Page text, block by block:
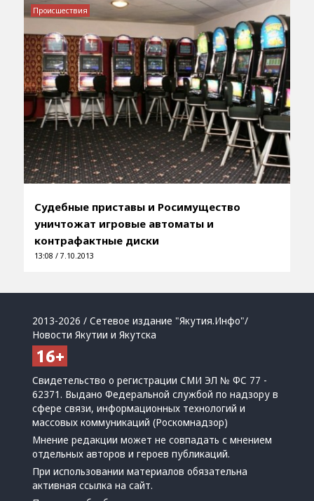
Судебные приставы и Росимущество
уничтожат игровые автоматы и
контрафактные диски
13:08 / 7.10.2013
Происшествия
2013-2026 / Сетевое издание "Якутия.Инфо"/
Новости Якутии и Якутска
Свидетельство о регистрации СМИ ЭЛ № ФС 77 -
62371. Выдано Федеральной службой по надзору в
сфере связи, информационных технологий и
массовых коммуникаций (Роскомнадзор)
Мнение редакции может не совпадать с мнением
отдельных авторов и героев публикаций.
При использовании материалов обязательна
активная ссылка на сайт.